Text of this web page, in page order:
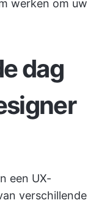
werken om uw
dag
een UX-
verschillende